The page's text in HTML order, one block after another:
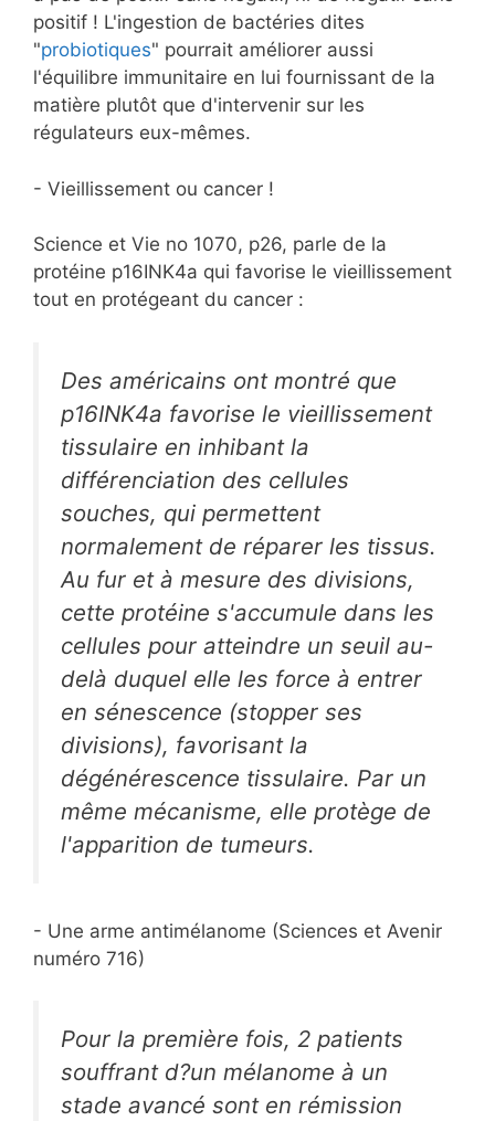
positif ! L'ingestion de bactéries dites
"probiotiques" pourrait améliorer aussi
l'équilibre immunitaire en lui fournissant de la
matière plutôt que d'intervenir sur les
régulateurs eux-mêmes.
- Vieillissement ou cancer !
Science et Vie no 1070, p26, parle de la
protéine p16INK4a qui favorise le vieillissement
tout en protégeant du cancer :
Des américains ont montré que
p16INK4a favorise le vieillissement
tissulaire en inhibant la
différenciation des cellules
souches, qui permettent
normalement de réparer les tissus.
Au fur et à mesure des divisions,
cette protéine s'accumule dans les
cellules pour atteindre un seuil au-
delà duquel elle les force à entrer
en sénescence (stopper ses
divisions), favorisant la
dégénérescence tissulaire. Par un
même mécanisme, elle protège de
l'apparition de tumeurs.
- Une arme antimélanome (Sciences et Avenir
numéro 716)
Pour la première fois, 2 patients
souffrant d?un mélanome à un
stade avancé sont en rémission